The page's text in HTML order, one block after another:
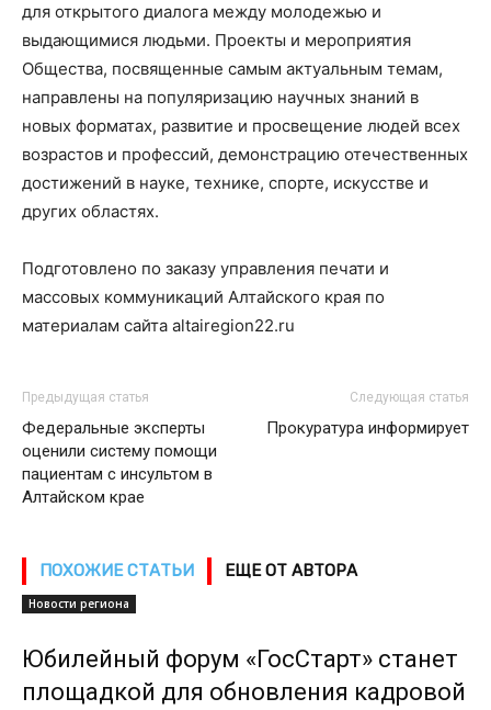
для открытого диалога между молодежью и
выдающимися людьми. Проекты и мероприятия
Общества, посвященные самым актуальным темам,
направлены на популяризацию научных знаний в
новых форматах, развитие и просвещение людей всех
возрастов и профессий, демонстрацию отечественных
достижений в науке, технике, спорте, искусстве и
других областях.
Подготовлено по заказу управления печати и
массовых коммуникаций Алтайского края по
материалам сайта altairegion22.ru
Предыдущая статья
Федеральные эксперты
оценили систему помощи
пациентам с инсультом в
Алтайском крае
Следующая статья
Прокуратура информирует
ПОХОЖИЕ СТАТЬИ ЕЩЕ ОТ АВТОРА
Новости региона
Юбилейный форум «ГосСтарт» станет
площадкой для обновления кадровой